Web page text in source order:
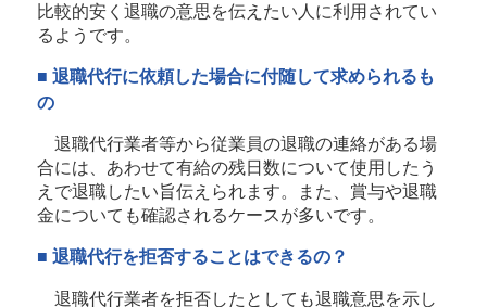
比較的安く退職の意思を伝えたい人に利用されてい
るようです。
■ 退職代行に依頼した場合に付随して求められるも
の
退職代行業者等から従業員の退職の連絡がある場
合には、あわせて有給の残日数について使用したう
えで退職したい旨伝えられます。また、賞与や退職
金についても確認されるケースが多いです。
■ 退職代行を拒否することはできるの？
退職代行業者を拒否したとしても退職意思を示し